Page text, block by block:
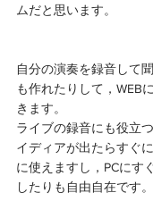
ムだと思います。
自分の演奏を録音して
も作れたりして，WEB
きます。
ライブの録音にも役立
イディアが出たらすぐ
に使えますし，PCにす
したりも自由自在です。